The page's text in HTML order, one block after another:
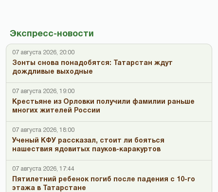
Экспресс-новости
07 августа 2026, 20:00
Зонты снова понадобятся: Татарстан ждут
дождливые выходные
07 августа 2026, 19:00
Крестьяне из Орловки получили фамилии раньше
многих жителей России
07 августа 2026, 18:00
Ученый КФУ рассказал, стоит ли бояться
нашествия ядовитых пауков-каракуртов
07 августа 2026, 17:44
Пятилетний ребенок погиб после падения с 10-го
этажа в Татарстане